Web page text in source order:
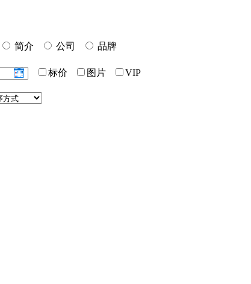
简介 公司
品牌
标价 图片
VIP